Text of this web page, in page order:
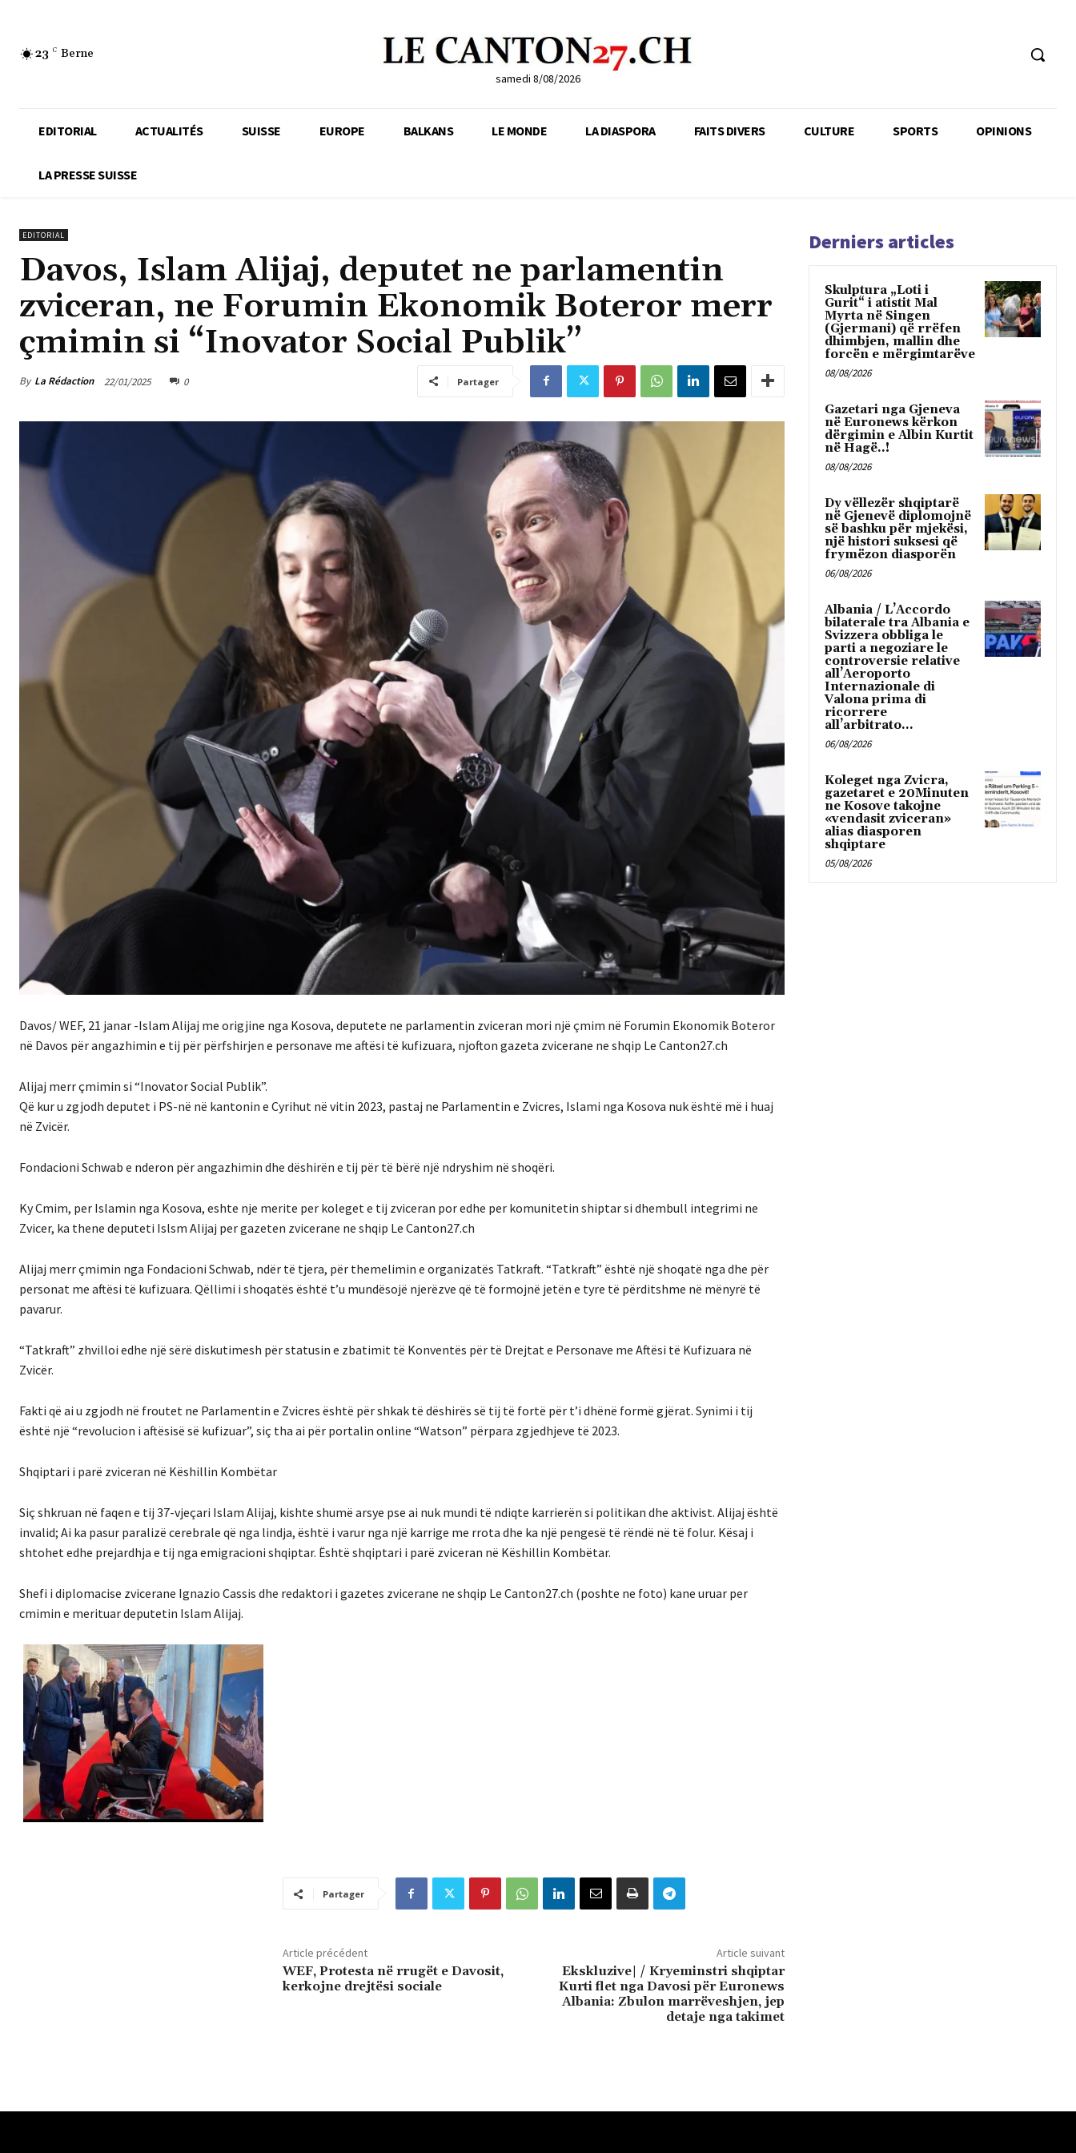
23 C Berne
samedi 8/08/2026
EDITORIAL ACTUALITÉS SUISSE EUROPE BALKANS LE MONDE LA DIASPORA FAITS DIVERS CULTURE SPORTS OPINIONS
LA PRESSE SUISSE
EDITORIAL
Davos, Islam Alijaj, deputet ne parlamentin
zviceran, ne Forumin Ekonomik Boteror merr
çmimin si “Inovator Social Publik”
By La Rédaction 22/01/2025 0 Partager
Davos/ WEF, 21 janar -Islam Alijaj me origjine nga Kosova, deputete ne parlamentin zviceran mori një çmim në Forumin Ekonomik Boteror
në Davos për angazhimin e tij për përfshirjen e personave me aftësi të kufizuara, njofton gazeta zvicerane ne shqip Le Canton27.ch
Alijaj merr çmimin si “Inovator Social Publik”.
Që kur u zgjodh deputet i PS-në në kantonin e Cyrihut në vitin 2023, pastaj ne Parlamentin e Zvicres, Islami nga Kosova nuk është më i huaj
në Zvicër.
Fondacioni Schwab e nderon për angazhimin dhe dëshirën e tij për të bërë një ndryshim në shoqëri.
Ky Cmim, per Islamin nga Kosova, eshte nje merite per koleget e tij zviceran por edhe per komunitetin shiptar si dhembull integrimi ne
Zvicer, ka thene deputeti Islsm Alijaj per gazeten zvicerane ne shqip Le Canton27.ch
Alijaj merr çmimin nga Fondacioni Schwab, ndër të tjera, për themelimin e organizatës Tatkraft. “Tatkraft” është një shoqatë nga dhe për
personat me aftësi të kufizuara. Qëllimi i shoqatës është t’u mundësojë njerëzve që të formojnë jetën e tyre të përditshme në mënyrë të
pavarur.
“Tatkraft” zhvilloi edhe një sërë diskutimesh për statusin e zbatimit të Konventës për të Drejtat e Personave me Aftësi të Kufizuara në
Zvicër.
Fakti që ai u zgjodh në froutet ne Parlamentin e Zvicres është për shkak të dëshirës së tij të fortë për t’i dhënë formë gjërat. Synimi i tij
është një “revolucion i aftësisë së kufizuar”, siç tha ai për portalin online “Watson” përpara zgjedhjeve të 2023.
Shqiptari i parë zviceran në Këshillin Kombëtar
Siç shkruan në faqen e tij 37-vjeçari Islam Alijaj, kishte shumë arsye pse ai nuk mundi të ndiqte karrierën si politikan dhe aktivist. Alijaj është
invalid; Ai ka pasur paralizë cerebrale që nga lindja, është i varur nga një karrige me rrota dhe ka një pengesë të rëndë në të folur. Kësaj i
shtohet edhe prejardhja e tij nga emigracioni shqiptar. Është shqiptari i parë zviceran në Këshillin Kombëtar.
Shefi i diplomacise zvicerane Ignazio Cassis dhe redaktori i gazetes zvicerane ne shqip Le Canton27.ch (poshte ne foto) kane uruar per
cmimin e merituar deputetin Islam Alijaj.
Partager
Article précédent
WEF, Protesta në rrugët e Davosit,
kerkojne drejtësi sociale
Article suivant
Ekskluzive| / Kryeminstri shqiptar
Kurti flet nga Davosi për Euronews
Albania: Zbulon marrëveshjen, jep
detaje nga takimet
Derniers articles
Skulptura „Loti i
Gurit“ i atistit Mal
Myrta në Singen
(Gjermani) që rrëfen
dhimbjen, mallin dhe
forcën e mërgimtarëve
08/08/2026
Gazetari nga Gjeneva
në Euronews kërkon
dërgimin e Albin Kurtit
në Hagë..!
08/08/2026
Dy vëllezër shqiptarë
në Gjenevë diplomojnë
së bashku për mjekësi,
një histori suksesi që
frymëzon diasporën
06/08/2026
Albania / L’Accordo
bilaterale tra Albania e
Svizzera obbliga le
parti a negoziare le
controversie relative
all’Aeroporto
Internazionale di
Valona prima di
ricorrere
all’arbitrato...
06/08/2026
Koleget nga Zvicra,
gazetaret e 20Minuten
ne Kosove takojne
«vendasit zviceran»
alias diasporen
shqiptare
05/08/2026